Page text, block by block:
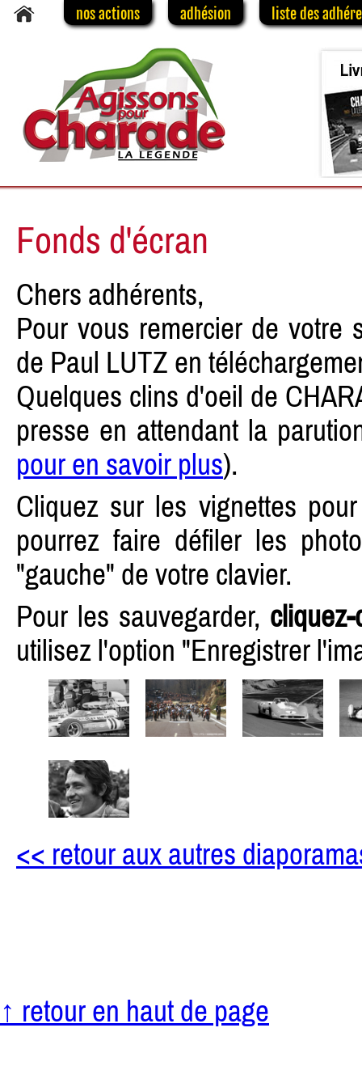
nos actions adhésion liste des
Fonds d'écran
Chers adhérents,
Pour vous remercier de votre
de Paul LUTZ en
Quelques clins d'oeil de
presse en attendant la
pour en savoir plus).
Cliquez sur les vignettes
pourrez faire défiler les
"gauche" de votre clavier.
Pour les sauvegarder,
utilisez l'option "Enregistrer
<< retour aux autres
↑ retour en haut de page